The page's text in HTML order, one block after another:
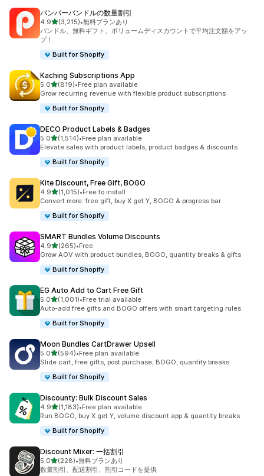
パンパーバンドルの数量割引
4.95つ星中
(3,215)
合計レビュー数：3215件
•無料プランあり
バンドル、無料ギフト、ボリュームディスカウントで平均注文額をアッ
プ！
Built for Shopify
Kaching Subscriptions App
5.05つ星中
(819)
合計レビュー数：819件
•Free plan available
Grow recurring revenue with flexible product subscriptions
Built for Shopify
DECO Product Labels & Badges
5.05つ星中
(1,514)
合計レビュー数：1514件
•Free plan available
Elevate sales with product labels, product badges & discounts
Built for Shopify
Kite Discount, Free Gift, BOGO
4.95つ星中
(1,015)
合計レビュー数：1015件
•Free to install
Convert more: free gift, buy X get Y, BOGO & progress bar
Built for Shopify
SMART Bundles Volume Discounts
4.95つ星中
(265)
合計レビュー数：265件
•Free
Grow AOV with product bundles, BOGO, quantity breaks & gifts
Built for Shopify
EG Auto Add to Cart Free Gift
5.05つ星中
(1,001)
合計レビュー数：1001件
•Free trial available
Auto-add free gifts and BOGO offers with smart targeting rules
Built for Shopify
Moon Bundles CartDrawer Upsell
5.05つ星中
(594)
合計レビュー数：594件
•Free plan available
Slide cart, free gifts, post purchase, BOGO, quantity breaks
Built for Shopify
Discounty: Bulk Discount Sales
4.95つ星中
(1,183)
合計レビュー数：1183件
•Free plan available
Run BOGO, buy X get Y, volume discount app & quantity breaks
Built for Shopify
Discount Mixer: 一括割引
5.05つ星中
(228)
合計レビュー数：228件
•無料プランあり
数量割引、配送割引、割引コードを提供